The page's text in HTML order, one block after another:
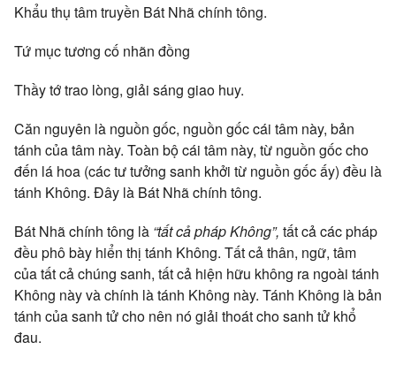
Khẩu thụ tâm truyền Bát Nhã chính tông.
Tứ mục tương cố nhãn đồng
Thầy tớ trao lòng, giải sáng giao huy.
Căn nguyên là nguồn gốc, nguồn gốc cái tâm này, bản
tánh của tâm này. Toàn bộ cái tâm này, từ nguồn gốc cho
đến lá hoa (các tư tưởng sanh khởi từ nguồn gốc ấy) đều là
tánh Không. Đây là Bát Nhã chính tông.
Bát Nhã chính tông là “tất cả pháp Không”, tất cả các pháp
đều phô bày hiển thị tánh Không. Tất cả thân, ngữ, tâm
của tất cả chúng sanh, tất cả hiện hữu không ra ngoài tánh
Không này và chính là tánh Không này. Tánh Không là bản
tánh của sanh tử cho nên nó giải thoát cho sanh tử khổ
đau.